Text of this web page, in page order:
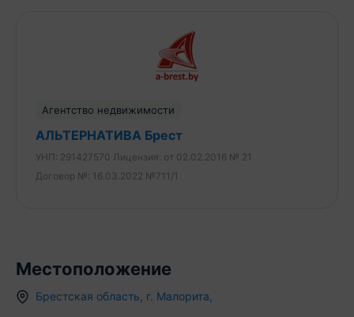
Агентство недвижимости
АЛЬТЕРНАТИВА Брест
УНП: 291427570 Лицензия: от 02.02.2016 № 21
Договор №: 16.03.2022 №711/1
Местоположение
Брестская область г. Малорита